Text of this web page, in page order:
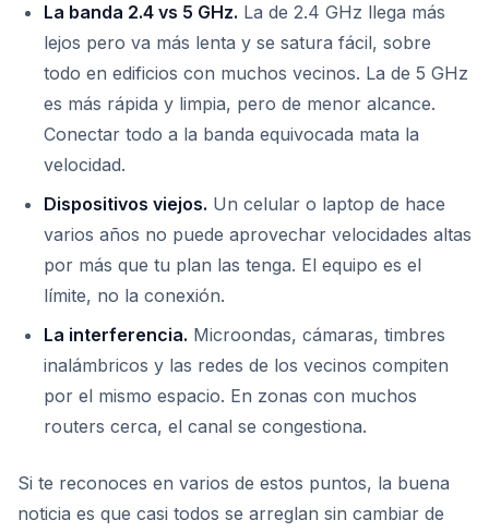
La banda 2.4 vs 5 GHz. La de 2.4 GHz llega más
lejos pero va más lenta y se satura fácil, sobre
todo en edificios con muchos vecinos. La de 5 GHz
es más rápida y limpia, pero de menor alcance.
Conectar todo a la banda equivocada mata la
velocidad.
Dispositivos viejos. Un celular o laptop de hace
varios años no puede aprovechar velocidades altas
por más que tu plan las tenga. El equipo es el
límite, no la conexión.
La interferencia. Microondas, cámaras, timbres
inalámbricos y las redes de los vecinos compiten
por el mismo espacio. En zonas con muchos
routers cerca, el canal se congestiona.
Si te reconoces en varios de estos puntos, la buena
noticia es que casi todos se arreglan sin cambiar de